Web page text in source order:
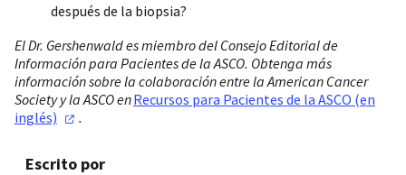
después de la biopsia?
El Dr. Gershenwald es miembro del Consejo Editorial de
Información para Pacientes de la ASCO. Obtenga más
información sobre la colaboración entre la American Cancer
Society y la ASCO enRecursos para Pacientes de la ASCO (en
inglés)
.
Escrito por